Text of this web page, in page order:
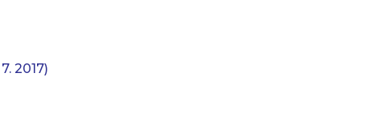
2017)